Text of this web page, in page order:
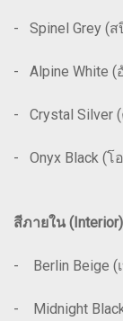
- Spinel Grey (ส
- Alpine White (
- Crystal Silver
- Onyx Black (
สีภายใน (Interior)
- Berlin Beige (
- Midnight